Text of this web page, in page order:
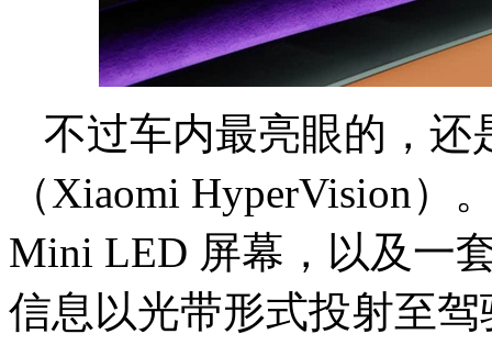
不过车内最亮眼的，还
（Xiaomi HyperVision
Mini LED 屏幕，以及一
信息以光带形式投射至